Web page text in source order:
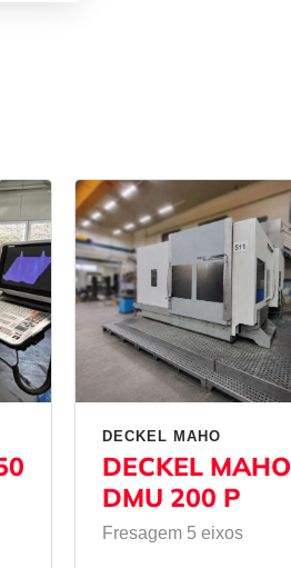
DECKEL MAHO
DECKEL MAHO
DMU 200 P
Fresagem 5 eixos